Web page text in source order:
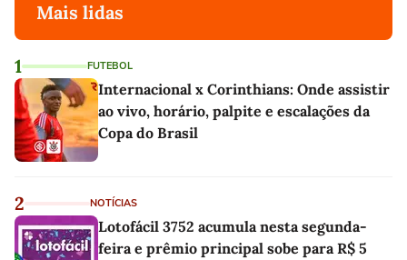
Mais lidas
1 FUTEBOL
Internacional x Corinthians: Onde assistir
ao vivo, horário, palpite e escalações da
Copa do Brasil
2 NOTÍCIAS
Lotofácil 3752 acumula nesta segunda-
feira e prêmio principal sobe para R$ 5